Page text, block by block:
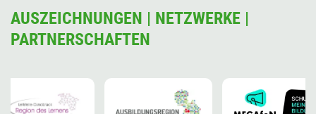
AUSZEICHNUNGEN | NETZWERKE |
PARTNERSCHAFTEN